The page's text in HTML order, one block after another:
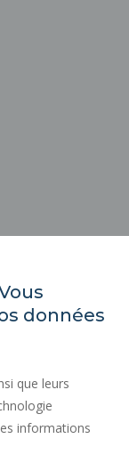
données
que leurs
informations